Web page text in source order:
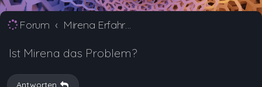
Forum Mirena Erfahrungsberichte und Nebenwirkungen
Ist Mirena das Problem?
Antworten